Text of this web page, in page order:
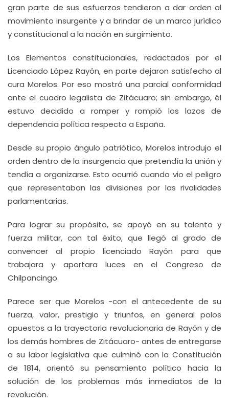
gran parte de sus esfuerzos tendieron a dar orden al
movimiento insurgente y a brindar de un marco jurídico
y constitucional a la nación en surgimiento.
Los Elementos constitucionales, redactados por el
Licenciado López Rayón, en parte dejaron satisfecho al
cura Morelos. Por eso mostró una parcial conformidad
ante el cuadro legalista de Zitácuaro; sin embargo, él
estuvo decidido a romper y rompió los lazos de
dependencia política respecto a España.
Desde su propio ángulo patriótico, Morelos introdujo el
orden dentro de la insurgencia que pretendía la unión y
tendía a organizarse. Esto ocurrió cuando vio el peligro
que representaban las divisiones por las rivalidades
parlamentarias.
Para lograr su propósito, se apoyó en su talento y
fuerza militar, con tal éxito, que llegó al grado de
convencer al propio licenciado Rayón para que
trabajara y aportara luces en el Congreso de
Chilpancingo.
Parece ser que Morelos -con el antecedente de su
fuerza, valor, prestigio y triunfos, en general polos
opuestos a la trayectoria revolucionaria de Rayón y de
los demás hombres de Zitácuaro- antes de entregarse
a su labor legislativa que culminó con la Constitución
de 1814, orientó su pensamiento político hacia la
solución de los problemas más inmediatos de la
revolución.